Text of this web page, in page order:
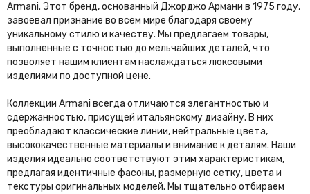
Z
Zadig & Voltaire
Zegna
Zilli
Zimmermann
Armani. Этот бренд, основанный Джорджо Армани в 1975 году,
завоевал признание во всем мире благодаря своему
уникальному стилю и качеству. Мы предлагаем товары,
выполненные с точностью до мельчайших деталей, что
позволяет нашим клиентам наслаждаться люксовыми
изделиями по доступной цене.
Коллекции Armani всегда отличаются элегантностью и
сдержанностью, присущей итальянскому дизайну. В них
преобладают классические линии, нейтральные цвета,
высококачественные материалы и внимание к деталям. Наши
изделия идеально соответствуют этим характеристикам,
предлагая идентичные фасоны, размерную сетку, цвета и
текстуры оригинальных моделей. Мы тщательно отбираем